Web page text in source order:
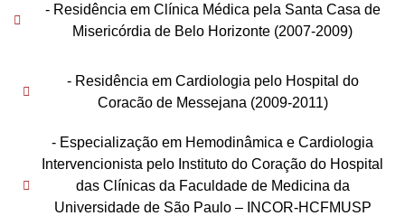
- Residência em Clínica Médica pela Santa Casa de
Misericórdia de Belo Horizonte (2007-2009)
- Residência em Cardiologia pelo Hospital do
Coracão de Messejana (2009-2011)
- Especialização em Hemodinâmica e Cardiologia
Intervencionista pelo Instituto do Coração do Hospital
das Clínicas da Faculdade de Medicina da
Universidade de São Paulo – INCOR-HCFMUSP